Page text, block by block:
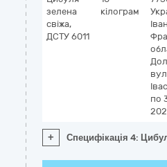
зелена
свіжа,
ДСТУ 6011
кілограм
по
+ Специфікація 4: